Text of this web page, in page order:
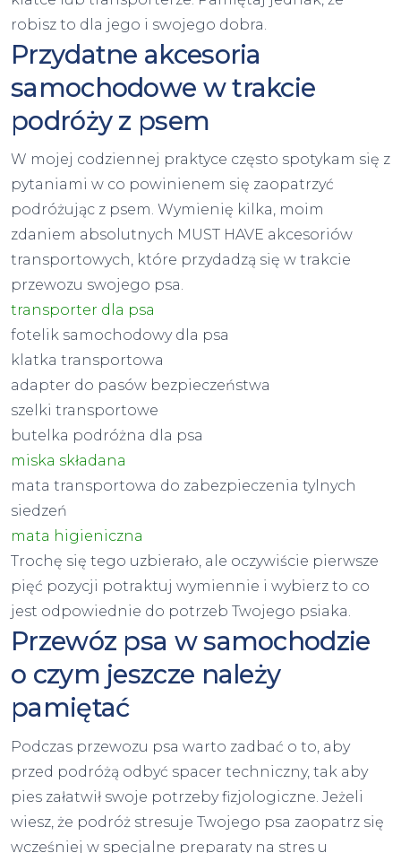
robisz to dla jego i swojego dobra.
Przydatne akcesoria
samochodowe w trakcie
podróży z psem
W mojej codziennej praktyce często spotykam się z
pytaniami w co powinienem się zaopatrzyć
podróżując z psem. Wymienię kilka, moim
zdaniem absolutnych MUST HAVE akcesoriów
transportowych, które przydadzą się w trakcie
przewozu swojego psa.
transporter dla psa
fotelik samochodowy dla psa
klatka transportowa
adapter do pasów bezpieczeństwa
szelki transportowe
butelka podróżna dla psa
miska składana
mata transportowa do zabezpieczenia tylnych
siedzeń
mata higieniczna
Trochę się tego uzbierało, ale oczywiście pierwsze
pięć pozycji potraktuj wymiennie i wybierz to co
jest odpowiednie do potrzeb Twojego psiaka.
Przewóz psa w samochodzie
o czym jeszcze należy
pamiętać
Podczas przewozu psa warto zadbać o to, aby
przed podróżą odbyć spacer techniczny, tak aby
pies załatwił swoje potrzeby fizjologiczne. Jeżeli
wiesz, że podróż stresuje Twojego psa zaopatrz się
wcześniej w specjalne preparaty na stres u